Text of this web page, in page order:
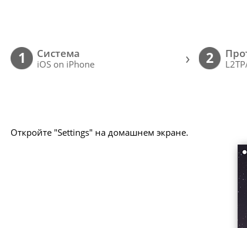
1 Cистема
iOS on iPhone › 2
Откройте "Settings" на домашнем экране.